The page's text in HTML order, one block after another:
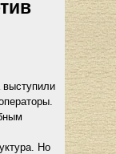
выступили
Но